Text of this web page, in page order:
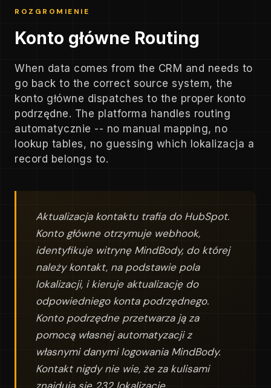
ROZGROMIENIE
Konto główne Routing
When data comes from the CRM and needs to
go back to the correct source system, the
konto główne dispatches to the proper konto
podrzędne. The platforma handles routing
automatycznie -- no manual mapping, no
lookup tables, no guessing which lokalizacja a
record belongs to.
Aktualizacja kontaktu trafia do HubSpot.
Konto główne otrzymuje webhook,
identyfikuje witrynę MindBody, do której
należy kontakt, na podstawie pola
lokalizacji, i kieruje aktualizację do
odpowiedniego konta podrzędnego.
Konto podrzędne przetwarza ją za
pomocą własnej automatyzacji z
własnymi danymi logowania MindBody.
Kontakt nigdy nie wie, że za kulisami